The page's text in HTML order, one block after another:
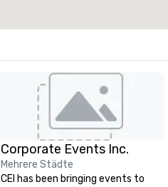
Corporate Events Inc.
Mehrere Städte
CEI has been bringing events to